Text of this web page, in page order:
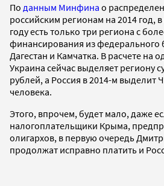
По данным Минфина о
российским регионам на 2014 год,
году есть только три региона с
финансирования из федерального
Дагестан и Камчатка. В расчете на
Украина сейчас выделяет региону
рублей, а Россия в 2014-м выделит
человека.
Этого, впрочем, будет мало, даже
налогоплательщики Крыма,
олигархов, в первую очередь
продолжат исправно платить и